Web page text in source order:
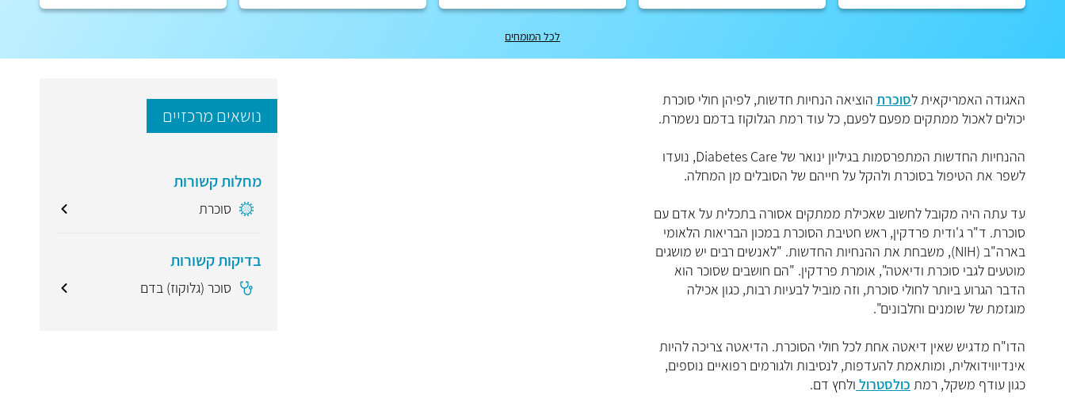
לכל המומחים
האגודה האמריקאית לסוכרת הוציאה הנחיות חדשות, לפיהן חולי סוכרת
יכולים לאכול ממתקים מפעם לפעם, כל עוד רמת הגלוקוז בדמם נשמרת.
ההנחיות החדשות המתפרסמות בגיליון ינואר של Diabetes Care, נועדו
לשפר את הטיפול בסוכרת ולהקל על חייהם של הסובלים מן המחלה.
עד עתה היה מקובל לחשוב שאכילת ממתקים אסורה בתכלית על אדם עם
סוכרת. ד"ר ג'ודית פרדקין, ראש חטיבת הסוכרת במכון הבריאות הלאומי
בארה"ב (NIH), משבחת את ההנחיות החדשות. "לאנשים רבים יש מושגים
מוטעים לגבי סוכרת ודיאטה", אומרת פרדקין. "הם חושבים שסוכר הוא
הדבר הגרוע ביותר לחולי סוכרת, וזה מוביל לבעיות רבות, כגון אכילה
מוגזמת של שומנים וחלבונים".
הדו"ח מדגיש שאין דיאטה אחת לכל חולי הסוכרת. הדיאטה צריכה להיות
אינדיווידואלית, ומותאמת להעדפות, לנסיבות ולגורמים רפואיים נוספים,
כגון עודף משקל, רמת כולסטרול ולחץ דם.
נושאים מרכזיים
מחלות קשורות
סוכרת
בדיקות קשורות
סוכר (גלוקוז) בדם